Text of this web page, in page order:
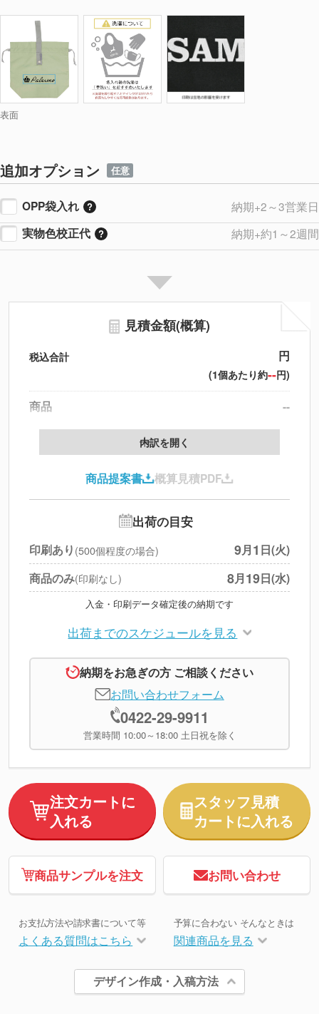
表面
追加オプション 任意
OPP袋入れ
納期+2～3営業日
実物色校正代
納期+約1～2週間
見積金額(概算)
税込合計 円
(1個あたり約--円)
商品
--
製版代
印刷代
北海道・沖縄・離島 別途
円
※上記小計は税別です
内訳を開く
商品提案書 概算見積PDF
出荷の目安
印刷あり (500個程度の場合) 9月1 日(火)
商品のみ(印刷なし) 8月19日(水)
入金・印刷データ確定後の納期です
出荷までのスケジュールを見る
納期をお急ぎの方 ご相談ください
お問い合わせフォーム
0422-29-9911
営業時間 10:00～18:00 土日祝を除く
注文カートに
入れる
スタッフ見積
カートに入れる
商品サンプルを注文 お問い合わせ
お支払方法や請求書について等
よくある質問はこちら
予算に合わない そんなときは
関連商品を見る
デザイン作成・入稿方法